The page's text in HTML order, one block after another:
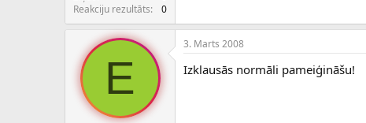
Reakciju rezultāts
0
E
3. Marts 2008
Izklausās normāli pameiģināšu!